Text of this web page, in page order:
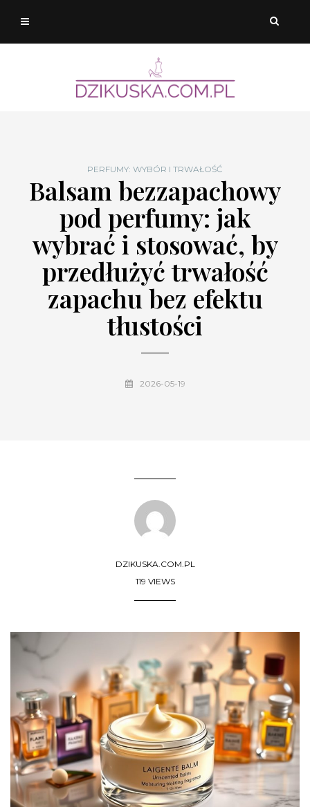
PERFUMY: WYBÓR I TRWAŁOŚĆ
Balsam bezzapachowy
pod perfumy: jak
wybrać i stosować, by
przedłużyć trwałość
zapachu bez efektu
tłustości
2026-05-19
DZIKUSKA.COM.PL
119 VIEWS